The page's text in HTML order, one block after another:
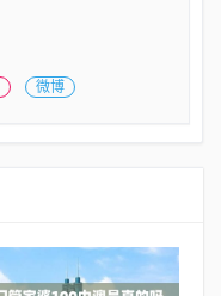
微博